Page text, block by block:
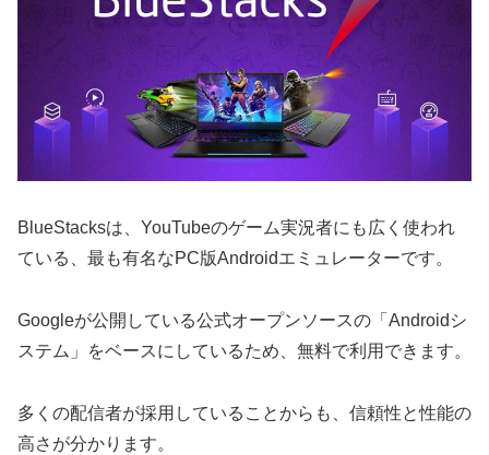
BlueStacksは、YouTubeのゲーム実況者にも広く使われ
ている、最も有名なPC版Androidエミュレーターです。
Googleが公開している公式オープンソースの「Androidシ
ステム」をベースにしているため、無料で利用できます。
多くの配信者が採用していることからも、信頼性と性能の
高さが分かります。